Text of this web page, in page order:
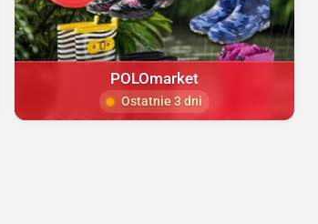
POLOmarket
Ostatnie 3 dni